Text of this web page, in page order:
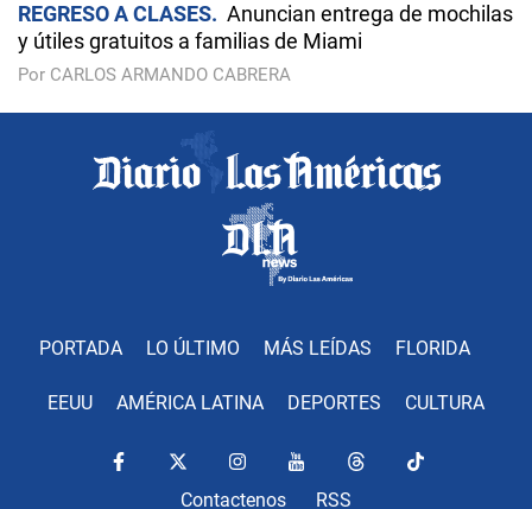
REGRESO A CLASES
Anuncian entrega de mochilas
y útiles gratuitos a familias de Miami
Por CARLOS ARMANDO CABRERA
PORTADA LO ÚLTIMO MÁS LEÍDAS FLORIDA
EEUU AMÉRICA LATINA DEPORTES CULTURA
Contactenos RSS